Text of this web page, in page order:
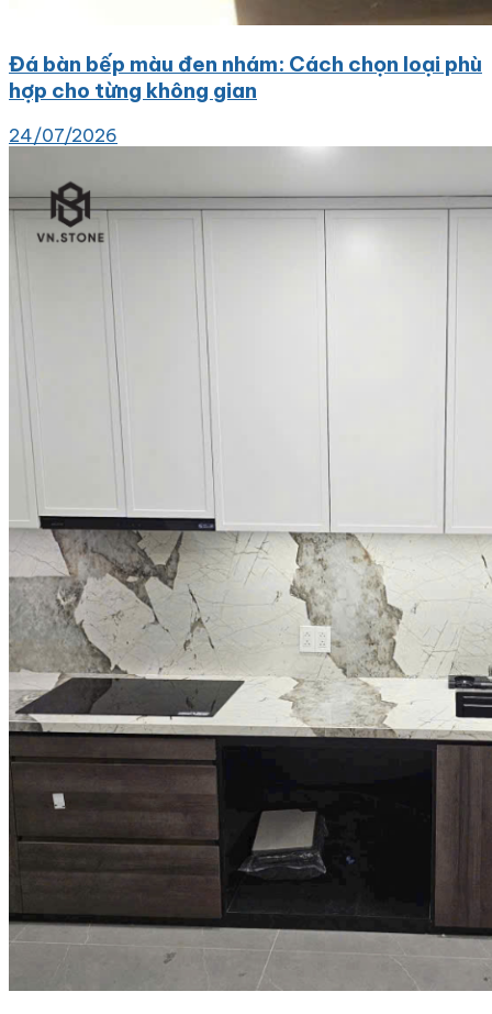
Đá bàn bếp màu đen nhám: Cách chọn loại phù
hợp cho từng không gian
24/07/2026